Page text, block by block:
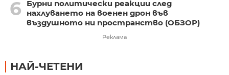
6
Бурни политически реакции след
нахлуването на военен дрон във
въздушното ни пространство (ОБЗОР)
Реклама
НАЙ-ЧЕТЕНИ